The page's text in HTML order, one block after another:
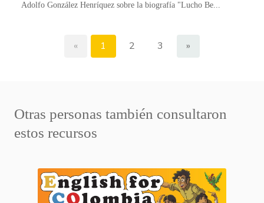
Adolfo González Henríquez sobre la biografía "Lucho Be...
« 1 2 3 »
Otras personas también consultaron
estos recursos